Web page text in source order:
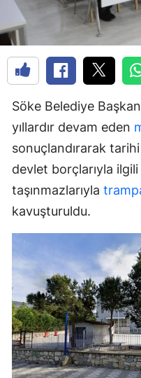
Söke Belediye
yıllardır devam eden
sonuçlandırarak
devlet borçlarıyla
taşınmazlarıyla
kavuşturuldu.